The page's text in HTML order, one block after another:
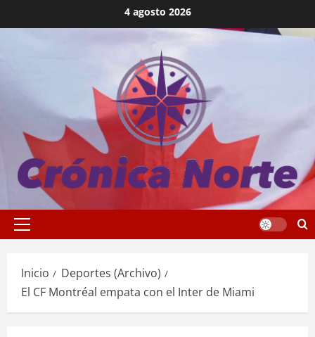
al
4 agosto 2026
Menú
Inicio
Deportes (Archivo)
El CF Montréal empata con el Inter de Miami